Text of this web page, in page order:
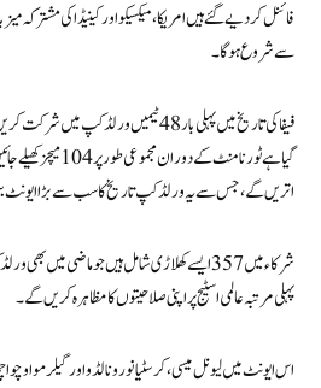
سے شروع ہوگا۔
اتریں گے، جس سے یہ ورلڈ کپ تاریخ کا سب سے بڑا ایونٹ
پہلی مرتبہ عالمی اسٹیج پر اپنی صلاحیتوں کا مظاہرہ کریں گے۔
اس ایونٹ میں لیونل میسی، کرسٹیانو رونالڈو اور گیلرمو